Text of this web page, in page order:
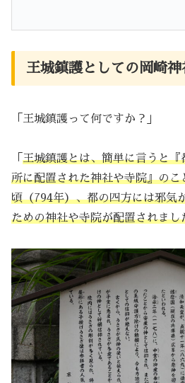
王城鎮護としての岡崎神
「王城鎮護って何ですか？」
「 王城鎮護とは、簡単に言うと
所に配置された神社や寺院』の
頃（794年）、都の四方には邪気
ための神社や寺院が配置されまし